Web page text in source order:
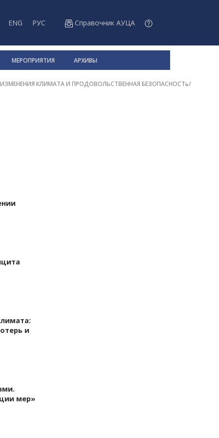
ENG РУС Справочник АУЦА
МЕРОПРИЯТИЯ АРХИВЫ
КЛИМАТА И ПРОДОВОЛЬСТВЕННАЯ БЕЗОПАСНОСТь/
и
мер»